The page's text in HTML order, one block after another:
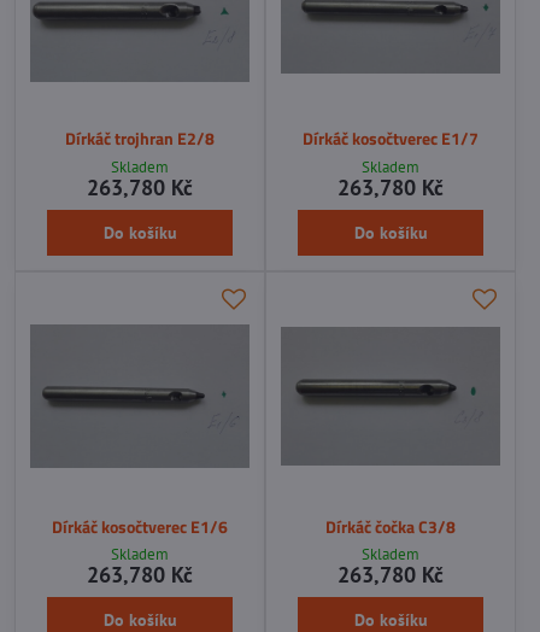
Dírkáč trojhran E2/8
Skladem
263,780 Kč
Do košíku
Dírkáč kosočtverec E1/7
Skladem
263,780 Kč
Do košíku
Dírkáč kosočtverec E1/6
Skladem
263,780 Kč
Do košíku
Dírkáč čočka C3/8
Skladem
263,780 Kč
Do košíku